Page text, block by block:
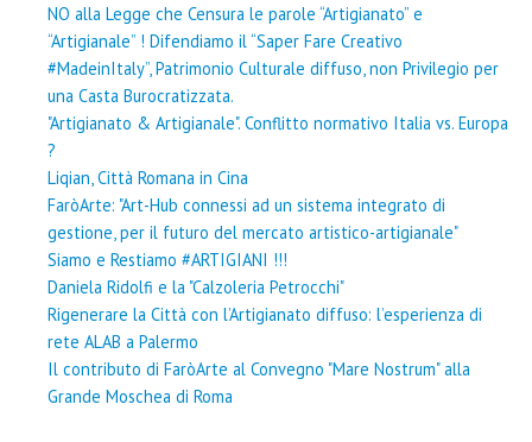
NO alla Legge che Censura le parole “Artigianato” e
“Artigianale” ! Difendiamo il “Saper Fare Creativo
#MadeinItaly”, Patrimonio Culturale diffuso, non Privilegio per
una Casta Burocratizzata.
"Artigianato & Artigianale". Conflitto normativo Italia vs. Europa
?
Liqian, Città Romana in Cina
FaròArte: "Art-Hub connessi ad un sistema integrato di
gestione, per il futuro del mercato artistico-artigianale"
Siamo e Restiamo #ARTIGIANI !!!
Daniela Ridolfi e la "Calzoleria Petrocchi"
Rigenerare la Città con l’Artigianato diffuso: l’esperienza di
rete ALAB a Palermo
Il contributo di FaròArte al Convegno "Mare Nostrum" alla
Grande Moschea di Roma